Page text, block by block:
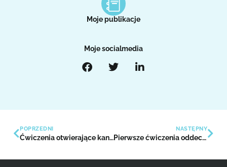
Moje publikacje
Moje socialmedia
POPRZEDNI
Ćwiczenia otwierające kanał głosowy i uwalniające głos
NASTĘPNY
Pierwsze ćwiczenia oddechowe